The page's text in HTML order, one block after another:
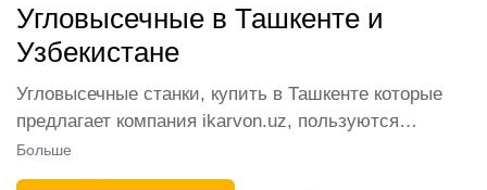
Угловысечные в Ташкенте и
Узбекистане
Угловысечные станки, купить в Ташкенте которые
предлагает компания ikarvon.uz, пользуются
широким спросом среди наших клиентов. Мы
обеспечиваем лучшие условия продажи этой
Больше